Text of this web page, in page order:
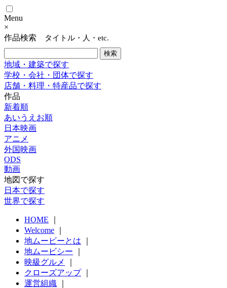
Menu
×
作品検索
タイトル・人・etc.
地域・建築で探す
学校・会社・団体で探す
店舗・料理・特産品で探す
作品
新着順
あいうえお順
日本映画
アニメ
外国映画
ODS
動画
地図で探す
日本で探す
世界で探す
HOME
Welcome
地ムービーとは
地ムービシー
映級グルメ
クローズアップ｜
運営組織